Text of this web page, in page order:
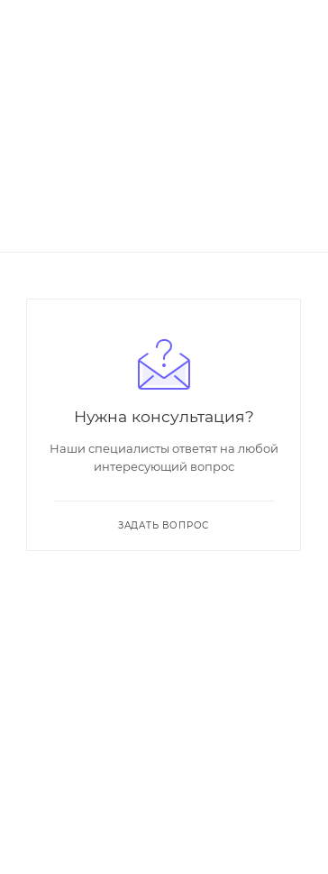
Нужна консультация?
Наши специалисты ответят на любой
интересующий вопрос
ЗАДАТЬ ВОПРОС